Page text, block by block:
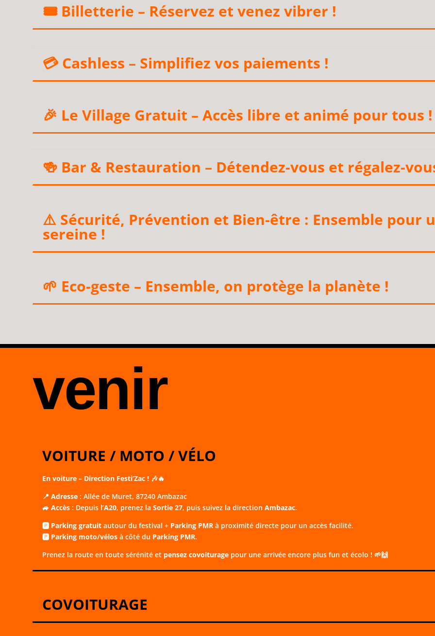
🎟️ Billetterie – Réservez et venez vibrer !
💳 Cashless – Simplifiez vos paiements !
🎉 Le Village Gratuit – Accès libre et animé pour tous !
🍻 Bar & Restauration – Détendez-vous et régalez-
⚠️ Sécurité, Prévention et Bien-être : Ensemble pour
sereine !
🌱 Eco-geste – Ensemble, on protège la planète !
venir
VOITURE / MOTO / VÉLO
En voiture – Direction Festi’Zac ! 🎶🔥
📍Adresse : Allée de Muret, 87240 Ambazac
🚙Accès : Depuis l’A20, prenez laSortie 27, puis suivez la directionAmbazac.
🅿️ Parking gratuit autour du festival + Parking PMR à proximité directe pour un accès facilité.
🅿️ Parking moto/vélos à côté du Parking PMR.
Prenez la route en toute sérénité et pensez covoiturage pour une arrivée encore plus fun et écolo ! 🌱🙌
COVOITURAGE